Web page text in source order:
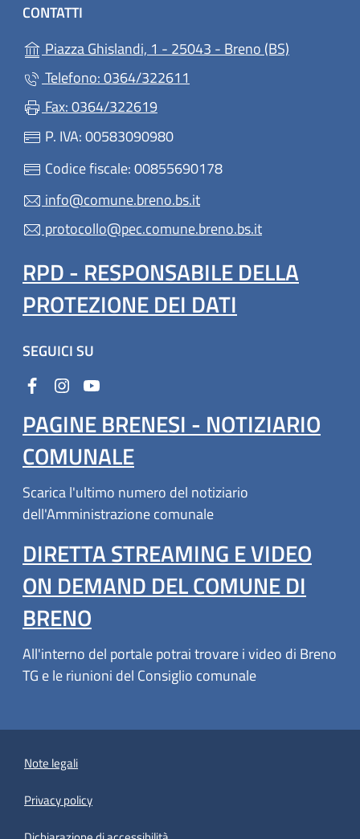
CONTATTI
Piazza Ghislandi, 1 - 25043 - Breno (BS)
Telefono: 0364/322611
Fax: 0364/322619
P. IVA: 00583090980
Codice fiscale: 00855690178
info@comune.breno.bs.it
protocollo@pec.comune.breno.bs.it
RPD - RESPONSABILE DELLA
PROTEZIONE DEI DATI
SEGUICI SU
PAGINE BRENESI - NOTIZIARIO
COMUNALE
Scarica l'ultimo numero del notiziario
dell'Amministrazione comunale
DIRETTA STREAMING E VIDEO
ON DEMAND DEL COMUNE DI
BRENO
All'interno del portale potrai trovare i video di Breno
TG e le riunioni del Consiglio comunale
Note legali
Privacy policy